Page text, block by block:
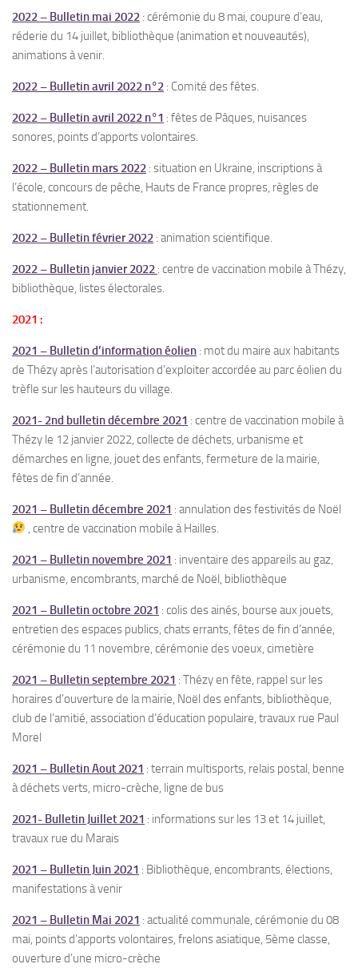
2022 – Bulletin mai 2022 : cérémonie du 8 mai, coupure d’eau,
réderie du 14 juillet, bibliothèque (animation et nouveautés),
animations à venir.
2022 – Bulletin avril 2022 n°2 : Comité des fêtes.
2022 – Bulletin avril 2022 n°1 : fêtes de Pâques, nuisances
sonores, points d’apports volontaires.
2022 – Bulletin mars 2022 : situation en Ukraine, inscriptions à
l’école, concours de pêche, Hauts de France propres, règles de
stationnement.
2022 – Bulletin février 2022 : animation scientifique.
2022 – Bulletin janvier 2022 : centre de vaccination mobile à Thézy,
bibliothèque, listes électorales.
2021 :
2021 – Bulletin d’information éolien : mot du maire aux habitants
de Thézy après l’autorisation d’exploiter accordée au parc éolien du
trèfle sur les hauteurs du village.
2021- 2nd bulletin décembre 2021 : centre de vaccination mobile à
Thézy le 12 janvier 2022, collecte de déchets, urbanisme et
démarches en ligne, jouet des enfants, fermeture de la mairie,
fêtes de fin d’année.
2021 – Bulletin décembre 2021 : annulation des festivités de Noël
, centre de vaccination mobile à Hailles.
2021 – Bulletin novembre 2021 : inventaire des appareils au gaz,
urbanisme, encombrants, marché de Noël, bibliothèque
2021 – Bulletin octobre 2021 : colis des ainés, bourse aux jouets,
entretien des espaces publics, chats errants, fêtes de fin d’année,
cérémonie du 11 novembre, cérémonie des voeux, cimetière
2021 – Bulletin septembre 2021 : Thézy en fête, rappel sur les
horaires d’ouverture de la mairie, Noël des enfants, bibliothèque,
club de l’amitié, association d’éducation populaire, travaux rue Paul
Morel
2021 – Bulletin Aout 2021 : terrain multisports, relais postal, benne
à déchets verts, micro-crèche, ligne de bus
2021- Bulletin Juillet 2021 : informations sur les 13 et 14 juillet,
travaux rue du Marais
2021 – Bulletin Juin 2021 : Bibliothèque, encombrants, élections,
manifestations à venir
2021 – Bulletin Mai 2021 : actualité communale, cérémonie du 08
mai, points d’apports volontaires, frelons asiatique, 5ème classe,
ouverture d’une micro-crèche